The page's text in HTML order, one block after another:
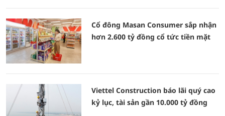
Cổ đông Masan Consumer sắp nhận
hơn 2.600 tỷ đồng cổ tức tiền mặt
Viettel Construction báo lãi quý cao
kỷ lục, tài sản gần 10.000 tỷ đồng